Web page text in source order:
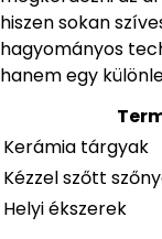
hiszen sokan
hagyományos
hanem egy
Kerámia tárgyak
Kézzel szőtt
Helyi ékszerek